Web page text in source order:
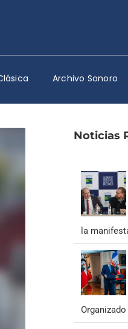
Archivo Sonoro
Noticias
la